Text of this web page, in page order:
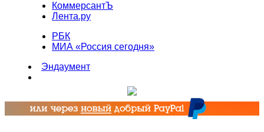
КоммерсантЪ
Лента.ру
РБК
МИА «Россия сегодня»
Эндаумент